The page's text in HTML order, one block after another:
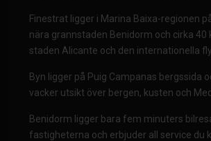
Finestrat ligger i Marina Baixa-regionen
nära grannstaden Benidorm och cirka
staden Alicante och den internationella
Byn ligger på Puig Campanas bergssida
vacker utsikt över bergen, kusten och
Benidorm ligger bara fem minuters
fastigheterna och erbjuder all service du